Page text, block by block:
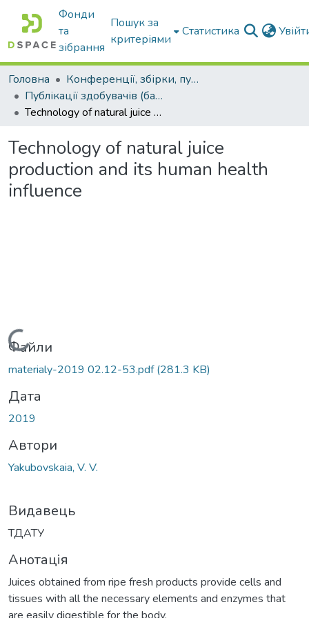
Фонди
та
зібрання
Пошук за
критеріями
Статистика
Головна
Конференції, збірки, публікації молодих вчених і здобувачів : магістрів, бакалаврів, аспірантів.
Публікації здобувачів (бакалаврів. магістрів, аспірантів)
Technology of natural juice production and its human health influence
Technology of natural juice
production and its human health
influence
Вантажиться...
Файли
materialy-2019 02.12-53.pdf(281.3 KB)
Дата
2019
Автори
Yakubovskaia, V. V.
Видавець
ТДАТУ
Анотація
Juices obtained from ripe fresh products provide cells and
tissues with all the necessary elements and enzymes that